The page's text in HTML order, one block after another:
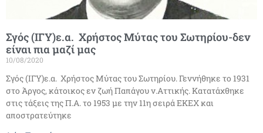
Σγός (ΙΓΥ)ε.α. Χρήστος Μύτας του Σωτηρίου-δεν
είναι πια μαζί μας
10/08/2020
Σγός (ΙΓΥ)ε.α. Χρήστος Μύτας του Σωτηρίου. Γεννήθηκε το 1931
στο Άργος, κάτοικος εν ζωή Παπάγου ν.Αττικής. Κατατάχθηκε
στις τάξεις της Π.Α. το 1953 με την 11η σειρά ΕΚΕΧ και
αποστρατεύτηκε